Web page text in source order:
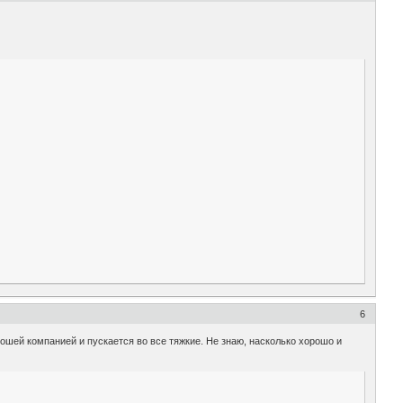
6
компанией и пускается во все тяжкие. Не знаю, насколько хорошо и